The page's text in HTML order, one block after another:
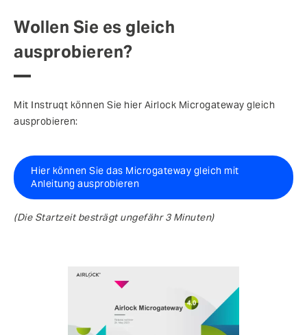
Wollen Sie es gleich
ausprobieren?
Mit Instruqt können Sie hier Airlock Microgateway gleich
ausprobieren:
Hier können Sie das Microgateway gleich mit
Anleitung ausprobieren
(Die Startzeit besträgt ungefähr 3 Minuten)